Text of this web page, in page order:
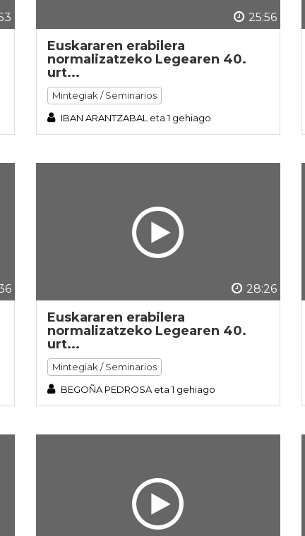
25:56
Euskararen erabilera
normalizatzeko Legearen 40.
urt...
Mintegiak / Seminarios
IBAN ARANTZABAL eta 1 gehiago
28:26
Euskararen erabilera
normalizatzeko Legearen 40.
urt...
Mintegiak / Seminarios
BEGOÑA PEDROSA eta 1 gehiago